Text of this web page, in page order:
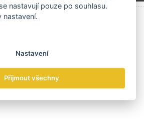
nastavují pouze po souhlasu.
nastavení.
Nastavení
Přijmout všechny